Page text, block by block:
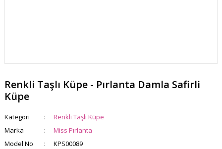
Renkli Taşlı Küpe - Pırlanta Damla Safirli
Küpe
Kategori
Renkli Taşlı Küpe
Marka
Miss Pırlanta
Model No
KPS00089